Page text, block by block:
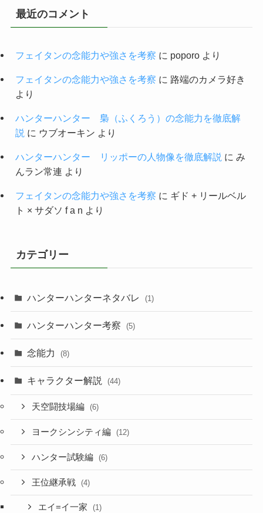
最近のコメント
フェイタンの念能力や強さを考察 に poporoより
フェイタンの念能力や強さを考察 に 路端のカメラ好き
より
ハンターハンター 梟（ふくろう）の念能力を徹底解
説 に ウブオーキン より
ハンターハンター リッポーの人物像を徹底解説 に み
んラン常連 より
フェイタンの念能力や強さを考察 に ギド + リールベル
ト × サダソ f a n より
カテゴリー
ハンターハンターネタバレ (1)
ハンターハンター考察 (5)
念能力 (8)
キャラクター解説 (44)
天空闘技場編 (6)
ヨークシンシティ編 (12)
ハンター試験編 (6)
王位継承戦 (4)
エイ=イ一家 (1)